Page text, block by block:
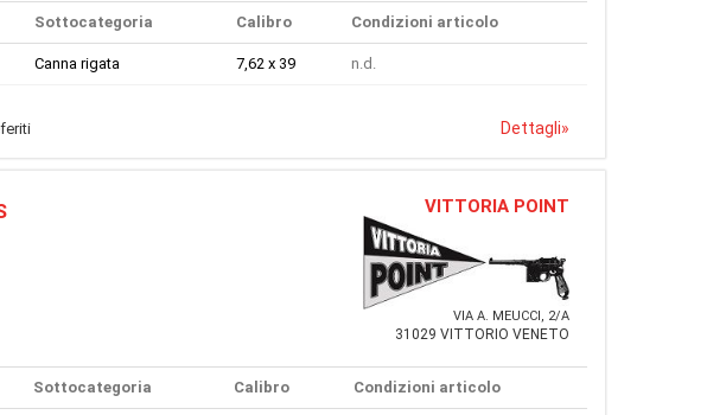
Sottocategoria Calibro Condizioni articolo
Canna rigata 7,62 x 39 n.d.
Dettagli»
VITTORIA POINT
VIA A. MEUCCI, 2/A
31029 VITTORIO VENETO
Sottocategoria Calibro Condizioni articolo